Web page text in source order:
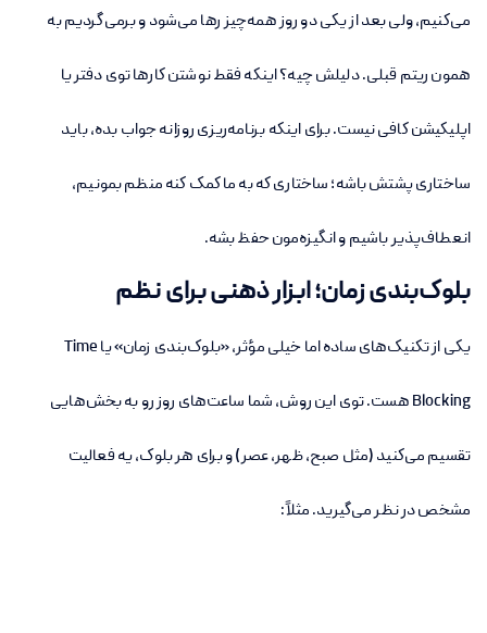
می‌کنیم، ولی بعد از یکی دو روز همه‌چیز رها می‌شود و برمی‌گردیم به
همون ریتم قبلی. دلیلش چیه؟ اینکه فقط نوشتن کارها توی دفتر یا
اپلیکیشن کافی نیست. برای اینکه برنامه‌ریزی روزانه جواب بده، باید
ساختاری پشتش باشه؛ ساختاری که به ما کمک کنه منظم بمونیم،
انعطاف‌پذیر باشیم و انگیزه‌مون حفظ بشه.
بلوک‌بندی زمان؛ ابزار ذهنی برای نظم
یکی از تکنیک‌های ساده اما خیلی مؤثر، «بلوک‌بندی زمان» یا Time
Blocking هست. توی این روش، شما ساعت‌های روز رو به بخش‌هایی
تقسیم می‌کنید (مثل صبح، ظهر، عصر) و برای هر بلوک، یه فعالیت
مشخص در نظر می‌گیرید. مثلاً: